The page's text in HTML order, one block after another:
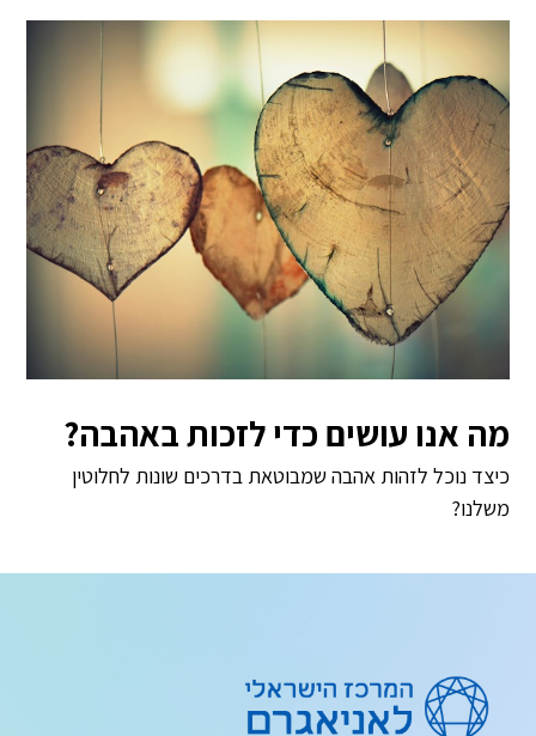
מה אנו עושים כדי לזכות באהבה?
כיצד נוכל לזהות אהבה שמבוטאת בדרכים שונות לחלוטין
משלנו?